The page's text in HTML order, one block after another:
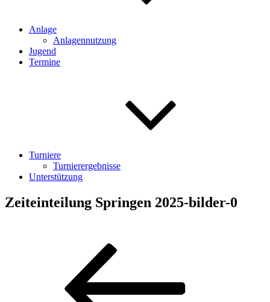
Anlage
Anlagennutzung
Jugend
Termine
Turniere
Turnierergebnisse
Unterstützung
Zeiteinteilung Springen 2025-bilder-0
Beitragsnavigation